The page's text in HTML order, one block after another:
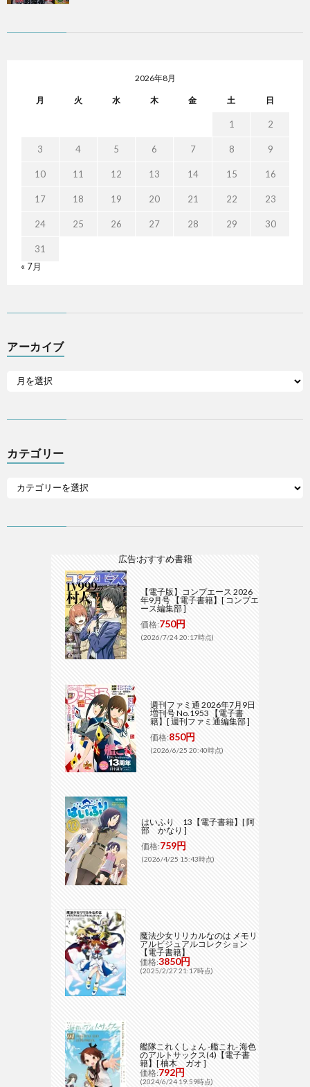
2026年8月
月 火 水 木 金 土 日
1 2
3 4 5 6 7 8 9
10 11 12 13 14 15 16
17 18 19 20 21 22 23
24 25 26 27 28 29 30
31
« 7月
アーカイブ
カテゴリー
広告:おすすめ書籍
【電子版】コンプエース 2026
年9月号 【電子書籍】[ コンプエ
ース編集部 ]
価格:750円
(2026/7/24 20:17時点)
週刊ファミ通 2026年7月9日
増刊号 No.1953 【電子書
籍】[ 週刊ファミ通編集部 ]
価格:850円
(2026/6/25 20:40時点)
はいふり 13【電子書籍】[ 阿
部 かなり ]
価格:759円
(2026/4/25 15:43時点)
魔法少女リリカルなのは メモリ
アルビジュアルコレクション
【電子書籍】
価格:3850円
(2025/2/27 21:17時点)
艦隊これくしょん -艦これ- 海色
のアルトサックス(4)【電子書
籍】[ 柚木 ガオ ]
価格:792円
(2024/6/24 19:59時点)